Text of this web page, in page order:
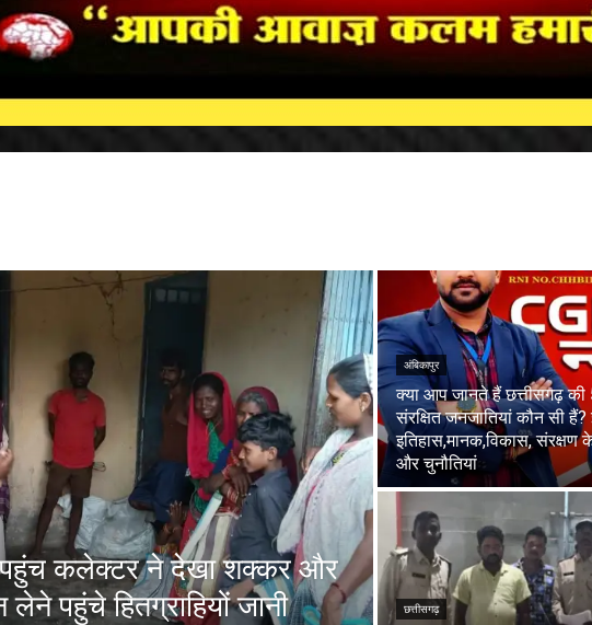
पहुंच कलेक्टर ने देखा शक्कर और
पहुंचे हितग्राहियों जानी
अंबिकापुर
क्या आप जानते हैं छत्तीसगढ़ की
संरक्षित जनजातियां कौन सी
इतिहास,मानक,विकास, संरक्षण
और चुनौतियां
छत्तीसगढ़